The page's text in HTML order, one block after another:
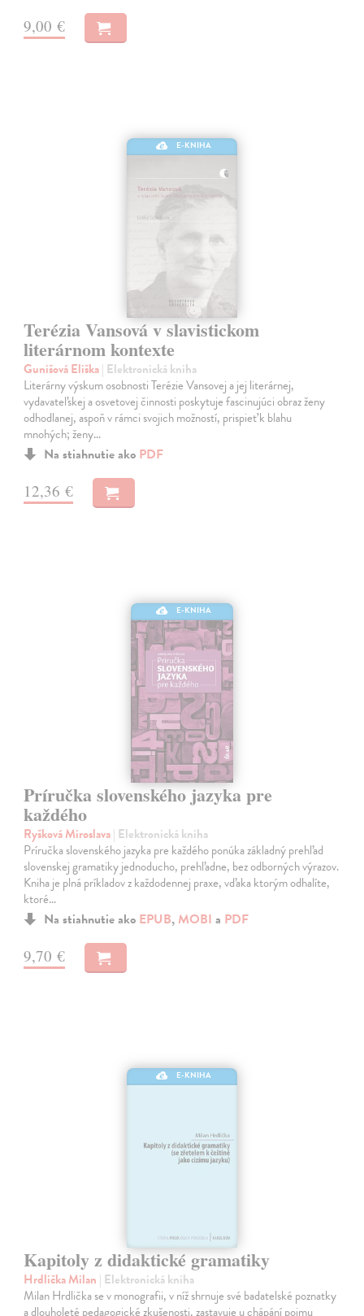
9,00 €
E-KNIHA
Terézia Vansová v slavistickom
literárnom kontexte
Gunišová Eliška| Elektronická kniha
Literárny výskum osobnosti Terézie Vansovej a jej literárnej,
vydavateľskej a osvetovej činnosti poskytuje fascinujúci obraz ženy
odhodlanej, aspoň v rámci svojich možností, prispieť k blahu
mnohých; ženy…
Na stiahnutie ako PDF
12,36 €
E-KNIHA
Príručka slovenského jazyka pre
každého
Ryšková Miroslava| Elektronická kniha
Príručka slovenského jazyka pre každého ponúka základný prehľad
slovenskej gramatiky jednoducho, prehľadne, bez odborných výrazov.
Kniha je plná príkladov z každodennej praxe, vďaka ktorým odhalíte,
ktoré…
Na stiahnutie ako EPUB, MOBI a PDF
9,70 €
E-KNIHA
Kapitoly z didaktické gramatiky
Hrdlička Milan | Elektronická kniha
Milan Hrdlička se v monografii, v níž shrnuje své badatelské poznatky
a dlouholeté pedagogické zkušenosti, zastavuje u chápání pojmu